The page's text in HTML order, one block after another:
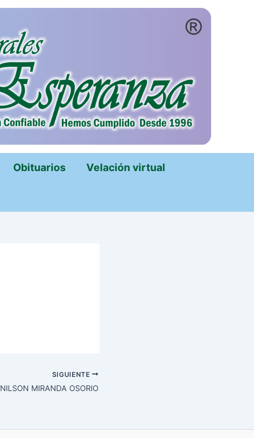
Obituarios Velación virtual
SIGUIENTE
NILSON MIRANDA OSORIO